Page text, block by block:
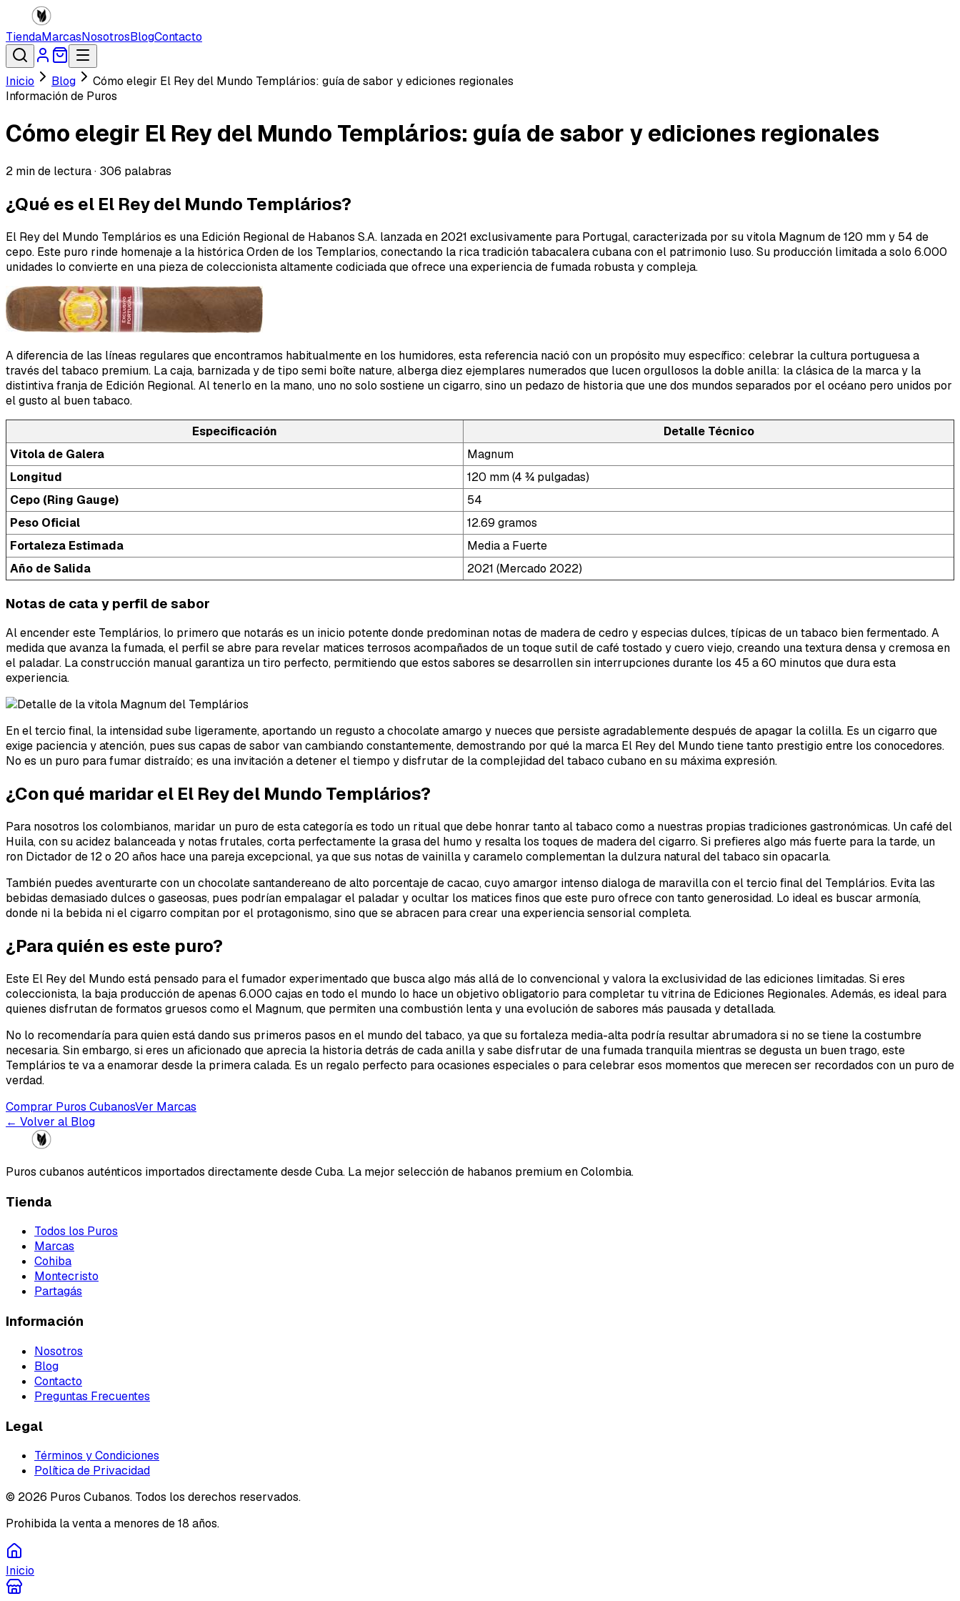
TiendaMarcasNosotrosBlogContacto
Inicio Blog
Cómo elegir El Rey del Mundo Templários: guía de sabor y ediciones regionales
Información de Puros
Cómo elegir El Rey del Mundo Templários: guía de sabor y ediciones regionales
2 min de lectura · 306 palabras
¿Qué es el El Rey del Mundo Templários?
El Rey del Mundo Templários es una Edición Regional de Habanos S.A. lanzada en 2021 exclusivamente para Portugal, caracterizada por su vitola Magnum de 120 mm y 54 de
cepo. Este puro rinde homenaje a la histórica Orden de los Templarios, conectando la rica tradición tabacalera cubana con el patrimonio luso. Su producción limitada a solo 6.000
unidades lo convierte en una pieza de coleccionista altamente codiciada que ofrece una experiencia de fumada robusta y compleja.
A diferencia de las líneas regulares que encontramos habitualmente en los humidores, esta referencia nació con un propósito muy específico: celebrar la cultura portuguesa a
través del tabaco premium. La caja, barnizada y de tipo semi boîte nature, alberga diez ejemplares numerados que lucen orgullosos la doble anilla: la clásica de la marca y la
distintiva franja de Edición Regional. Al tenerlo en la mano, uno no solo sostiene un cigarro, sino un pedazo de historia que une dos mundos separados por el océano pero unidos por
el gusto al buen tabaco.
Especificación
Detalle Técnico
Vitola de Galera
Magnum
Longitud
120 mm (4 ¾ pulgadas)
Cepo (Ring Gauge)
54
Peso Oficial
12.69 gramos
Fortaleza Estimada
Media a Fuerte
Año de Salida
2021 (Mercado 2022)
Notas de cata y perfil de sabor
Al encender este Templários, lo primero que notarás es un inicio potente donde predominan notas de madera de cedro y especias dulces, típicas de un tabaco bien fermentado. A
medida que avanza la fumada, el perfil se abre para revelar matices terrosos acompañados de un toque sutil de café tostado y cuero viejo, creando una textura densa y cremosa en
el paladar. La construcción manual garantiza un tiro perfecto, permitiendo que estos sabores se desarrollen sin interrupciones durante los 45 a 60 minutos que dura esta
experiencia.
En el tercio final, la intensidad sube ligeramente, aportando un regusto a chocolate amargo y nueces que persiste agradablemente después de apagar la colilla. Es un cigarro que
exige paciencia y atención, pues sus capas de sabor van cambiando constantemente, demostrando por qué la marca El Rey del Mundo tiene tanto prestigio entre los conocedores.
No es un puro para fumar distraído; es una invitación a detener el tiempo y disfrutar de la complejidad del tabaco cubano en su máxima expresión.
¿Con qué maridar el El Rey del Mundo Templários?
Para nosotros los colombianos, maridar un puro de esta categoría es todo un ritual que debe honrar tanto al tabaco como a nuestras propias tradiciones gastronómicas. Un café del
Huila, con su acidez balanceada y notas frutales, corta perfectamente la grasa del humo y resalta los toques de madera del cigarro. Si prefieres algo más fuerte para la tarde, un
ron Dictador de 12 o 20 años hace una pareja excepcional, ya que sus notas de vainilla y caramelo complementan la dulzura natural del tabaco sin opacarla.
También puedes aventurarte con un chocolate santandereano de alto porcentaje de cacao, cuyo amargor intenso dialoga de maravilla con el tercio final del Templários. Evita las
bebidas demasiado dulces o gaseosas, pues podrían empalagar el paladar y ocultar los matices finos que este puro ofrece con tanto generosidad. Lo ideal es buscar armonía,
donde ni la bebida ni el cigarro compitan por el protagonismo, sino que se abracen para crear una experiencia sensorial completa.
¿Para quién es este puro?
Este El Rey del Mundo está pensado para el fumador experimentado que busca algo más allá de lo convencional y valora la exclusividad de las ediciones limitadas. Si eres
coleccionista, la baja producción de apenas 6.000 cajas en todo el mundo lo hace un objetivo obligatorio para completar tu vitrina de Ediciones Regionales. Además, es ideal para
quienes disfrutan de formatos gruesos como el Magnum, que permiten una combustión lenta y una evolución de sabores más pausada y detallada.
No lo recomendaría para quien está dando sus primeros pasos en el mundo del tabaco, ya que su fortaleza media-alta podría resultar abrumadora si no se tiene la costumbre
necesaria. Sin embargo, si eres un aficionado que aprecia la historia detrás de cada anilla y sabe disfrutar de una fumada tranquila mientras se degusta un buen trago, este
Templários te va a enamorar desde la primera calada. Es un regalo perfecto para ocasiones especiales o para celebrar esos momentos que merecen ser recordados con un puro de
verdad.
Comprar Puros CubanosVer Marcas
← Volver al Blog
Puros cubanos auténticos importados directamente desde Cuba. La mejor selección de habanos premium en Colombia.
Tienda
Todos los Puros
Marcas
Cohiba
Montecristo
Partagás
Información
Nosotros
Blog
Contacto
Preguntas Frecuentes
Legal
Términos y Condiciones
Política de Privacidad
© 2026 Puros Cubanos. Todos los derechos reservados.
Prohibida la venta a menores de 18 años.
Inicio